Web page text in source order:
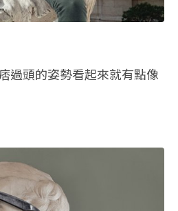
過頭的姿勢看起來就有點像